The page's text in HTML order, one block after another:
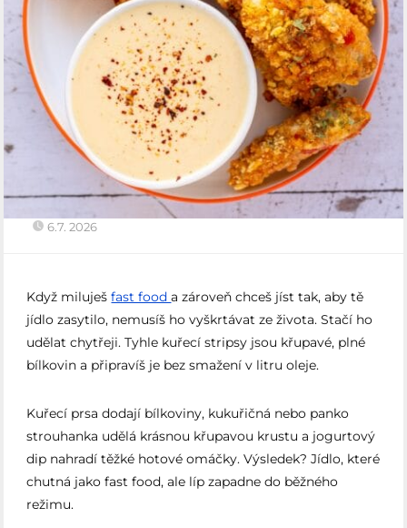
6.7. 2026
Když miluješfast fooda zároveň chceš jíst tak, aby tě
jídlo zasytilo, nemusíš ho vyškrtávat ze života. Stačí ho
udělat chytřeji. Tyhle kuřecí stripsy jsou křupavé, plné
bílkovin a připravíš je bez smažení v litru oleje.
Kuřecí prsa dodají bílkoviny, kukuřičná nebo panko
strouhanka udělá krásnou křupavou krustu a jogurtový
dip nahradí těžké hotové omáčky. Výsledek? Jídlo, které
chutná jako fast food, ale líp zapadne do běžného
režimu.